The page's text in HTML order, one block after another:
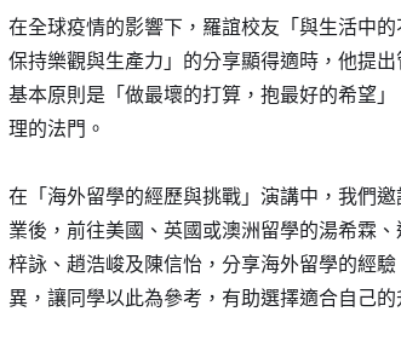
耀華幼兒園
嬰幼兒探索中心
幼兒園
耀華學校
在全球疫情的影響下，羅誼校友「與生活中
保持樂觀與生產力」的分享顯得適時，他提
基本原則是「做最壞的打算，抱最好的希望
理的法門。
在「海外留學的經歷與挑戰」演講中，我們
業後，前往美國、英國或澳洲留學的湯希霖
梓詠、趙浩峻及陳信怡，分享海外留學的經
異，讓同學以此為參考，有助選擇適合自己的